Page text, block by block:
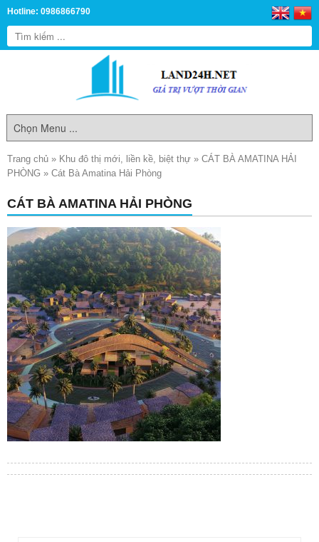
Hotline: 0986866790
Trang chủ » Khu đô thị mới, liền kề, biệt thự » CÁT BÀ AMATINA HẢI
PHÒNG » Cát Bà Amatina Hải Phòng
CÁT BÀ AMATINA HẢI PHÒNG